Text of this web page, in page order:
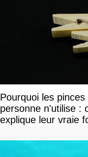
Pourquoi les
personne n'utilise :
explique leur vraie